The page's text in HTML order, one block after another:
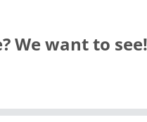
We want to